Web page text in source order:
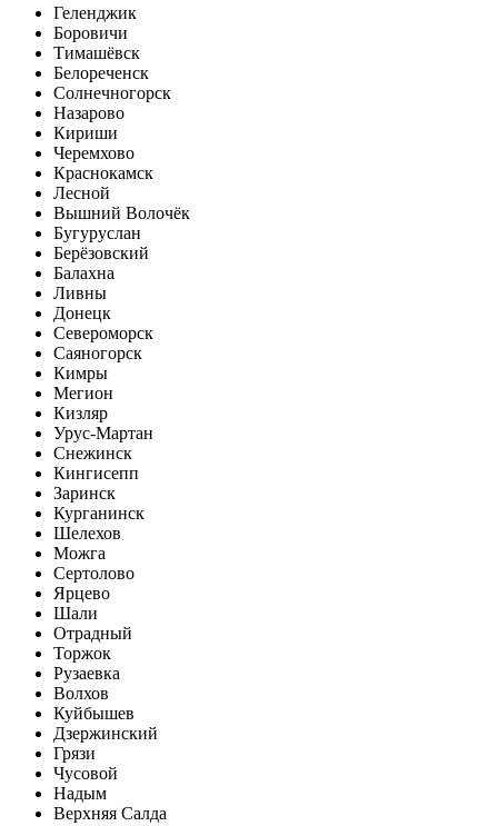
Геленджик
Боровичи
Тимашёвск
Белореченск
Солнечногорск
Назарово
Кириши
Черемхово
Краснокамск
Лесной
Вышний Волочёк
Бугуруслан
Берёзовский
Балахна
Ливны
Донецк
Североморск
Саяногорск
Кимры
Мегион
Кизляр
Урус-Мартан
Снежинск
Кингисепп
Заринск
Курганинск
Шелехов
Можга
Сертолово
Ярцево
Шали
Отрадный
Торжок
Рузаевка
Волхов
Куйбышев
Дзержинский
Грязи
Чусовой
Надым
Верхняя Салда